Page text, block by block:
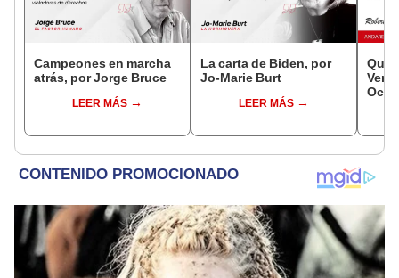
Campeones en marcha
atrás, por Jorge Bruce
LEER MÁS
La carta de Biden, por
Jo-Marie Burt
LEER MÁS
Qué